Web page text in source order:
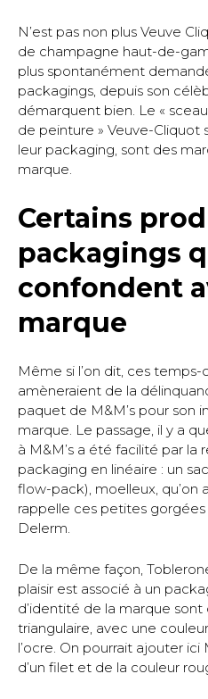
N’est pas non plus Veuve
de champagne haut-de-
plus spontanément
packagings, depuis son
démarquent bien. Le «
de peinture » Veuve-Cliquot
leur packaging, sont des
marque.
Certains
packagings
confondent
marque
Même si l’on dit, ces
amèneraient de la
paquet de M&M’s pour son
marque. Le passage, il y a
à M&M’s a été facilité par la
packaging en linéaire : un
flow-pack), moelleux, qu’on
rappelle ces petites
Delerm.
De la même façon,
plaisir est associé à un
d’identité de la marque
triangulaire, avec une
l’ocre. On pourrait ajouter
d’un filet et de la couleur